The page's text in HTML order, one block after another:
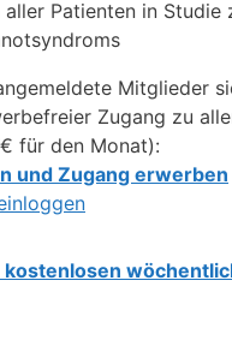
Patienten in
Mitglieder
Zugang zu
für den Monat):
und Zugang erwerben